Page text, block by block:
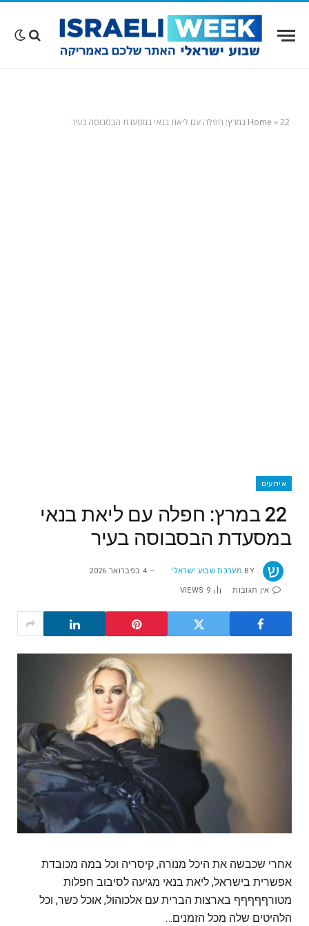
Home »22‭ ‬ במרץ‭:‬ חפלה‭ ‬עם‭ ‬ליאת‭ ‬בנאי‭ ‬במסעדת‭ ‬הבסבוסה‭ ‬בעיר
אירועים
‬במסעדת‭ ‬הבסבוסה‭ ‬בעיר
BY מערכת שבוע ישראלי 4 בפברואר 2026
אין תגובות 9
VIEWS
אחרי שכבשה את היכל מנורה, קיסריה וכל במה מכובדת
אפשרית בישראל, ליאת בנאי מגיעה לסיבוב חפלות
מטורףףףףף בארצות הברית עם אלכוהול, אוכל כשר, וכל
הלהיטים שלה מכל הזמנים…